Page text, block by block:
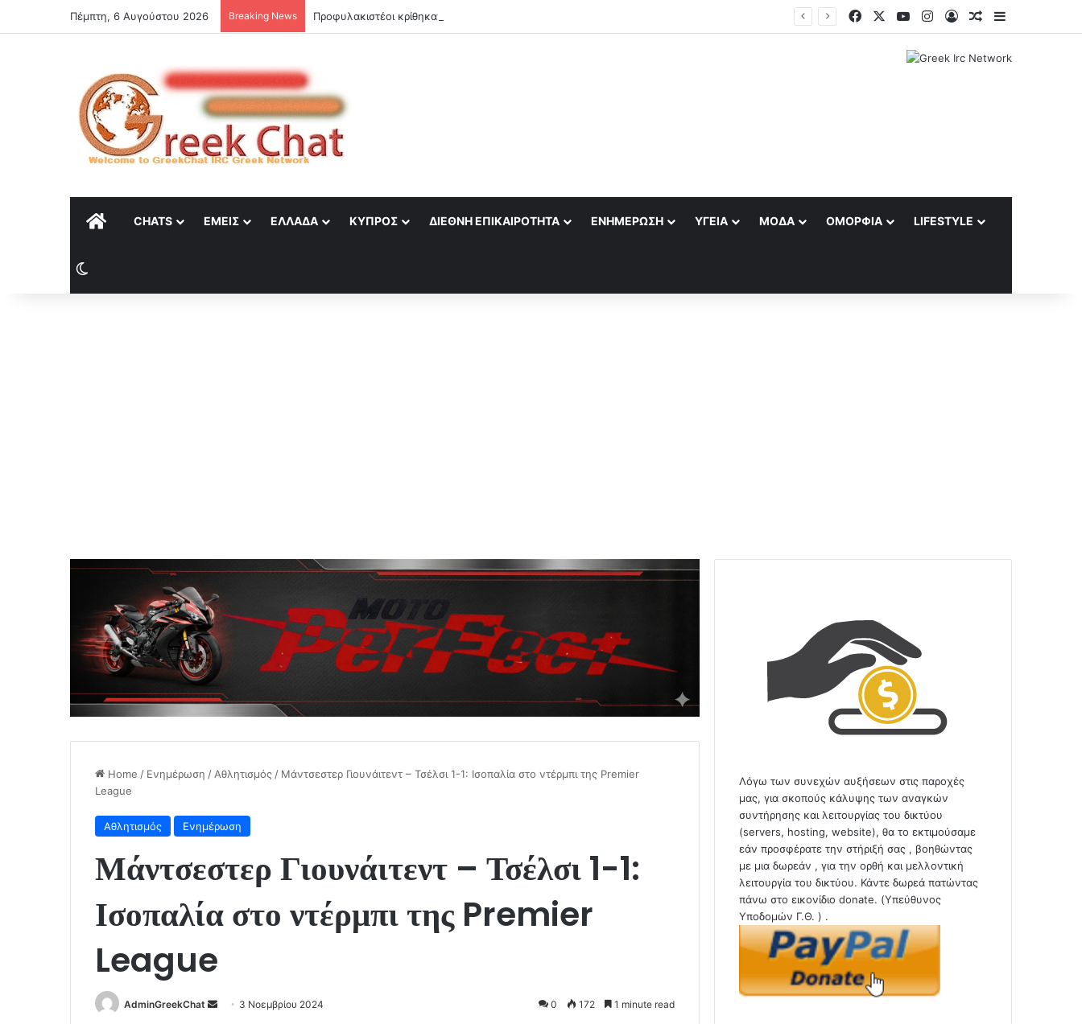
Πέμπτη, 6 Αυγούστου 2026 Breaking News FacebookYouTubeInstagram
Log InRandom Article
Sidebar
ΑΡΧΙΚΉCHATS ΕΜΕΊΣ ΕΛΛΆΔΑ ΚΎΠΡΟΣ ΔΙΕΘΝΉ ΕΠΙΚΑΙΡΌΤΗΤΑ ΕΝΗΜΈΡΩΣΗ ΥΓΕΊΑ ΜΌΔΑ ΟΜΟΡΦΙΆ LIFESTYLE
Home / Ενημέρωση / Αθλητισμός / Μάντσεστερ Γιουνάιτεντ – Τσέλσι 1-1: Ισοπαλία στο ντέρμπι της Premier
League
Αθλητισμός Ενημέρωση
Μάντσεστερ Γιουνάιτεντ – Τσέλσι 1-1:
Ισοπαλία στο ντέρμπι της Premier
League
AdminGreekChat
Send 3 Νοεμβρίου 2024 0 172 1 minute read
Λόγω των συνεχών αυξήσεων στις παροχές
μας, για σκοπούς κάλυψης των αναγκών
συντήρησης και λειτουργίας του δικτύου
(servers, hosting, website), θα το εκτιμούσαμε
εάν προσφέρατε την στήριξή σας , βοηθώντας
με μια δωρεάν , για την ορθή και μελλοντική
λειτουργία του δικτύου. Κάντε δωρεά πατώντας
πάνω στο εικονίδιο donate. (Υπεύθυνος
Υποδομών Γ.Θ. ) .